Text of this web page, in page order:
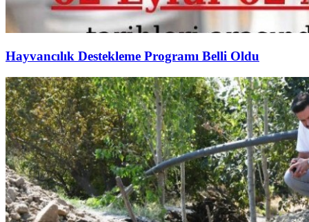
Hayvancılık Destekleme Programı Belli Oldu